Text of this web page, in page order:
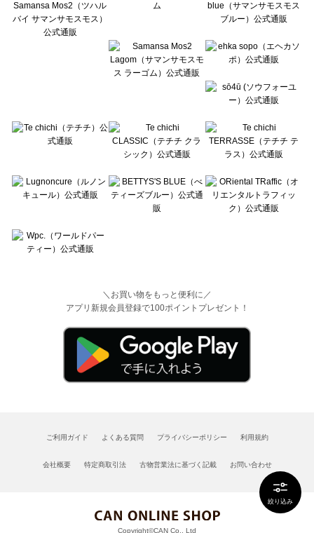
絞り込み
BETTY'S BLUE（べティーズブルー）の一覧
Wpc.（ワールドパーティー）の一覧
＼お買い物をもっと便利に／
アプリ新規会員登録で100ポイントプレゼント！
ご利用ガイド よくある質問 プライバシーポリシー 利用規約
会社概要 特定商取引法 古物営業法に基づく記載 お問い合わせ
Copyright©CAN Co., Ltd